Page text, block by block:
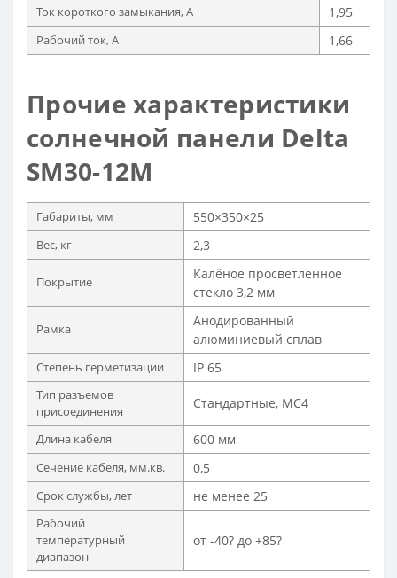
Ток короткого замыкания, А 1,95
Рабочий ток, А 1,66
Прочие характеристики
солнечной панели Delta
SM30-12M
Габариты, мм 550×350×25
Вес, кг 2,3
Покрытие
Калёное просветленное
стекло 3,2 мм
Рамка
Анодированный
алюминиевый сплав
Степень герметизации IP 65
Тип разъемов
присоединения
Стандартные, MC4
Длина кабеля 600 мм
Сечение кабеля, мм.кв. 0,5
Срок службы, лет не менее 25
Рабочий
температурный
диапазон
от -40? до +85?